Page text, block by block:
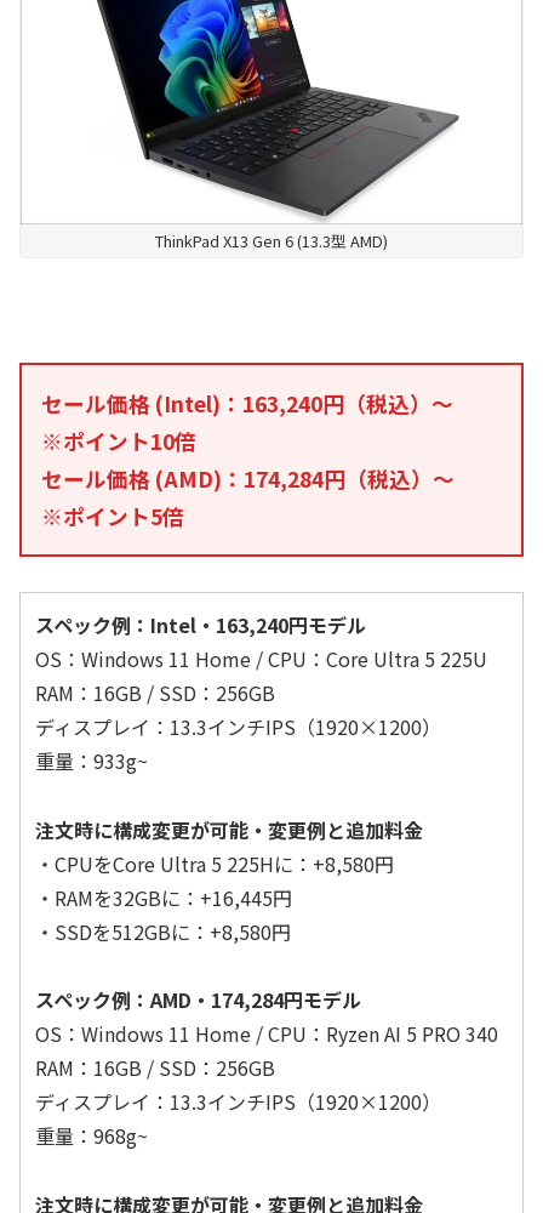
ThinkPad X13 Gen 6 (13.3型 AMD)
セール価格 (Intel)：163,240円（税込）～
※ポイント10倍
セール価格 (AMD)：174,284円（税込）～
※ポイント5倍
スペック例：Intel・163,240円モデル
OS：Windows 11 Home / CPU：Core Ultra 5 225U
RAM：16GB / SSD：256GB
ディスプレイ：13.3インチIPS（1920×1200）
重量：933g~
注文時に構成変更が可能・変更例と追加料金
・CPUをCore Ultra 5 225Hに：+8,580円
・RAMを32GBに：+16,445円
・SSDを512GBに：+8,580円
スペック例：AMD・174,284円モデル
OS：Windows 11 Home / CPU：Ryzen AI 5 PRO 340
RAM：16GB / SSD：256GB
ディスプレイ：13.3インチIPS（1920×1200）
重量：968g~
注文時に構成変更が可能・変更例と追加料金